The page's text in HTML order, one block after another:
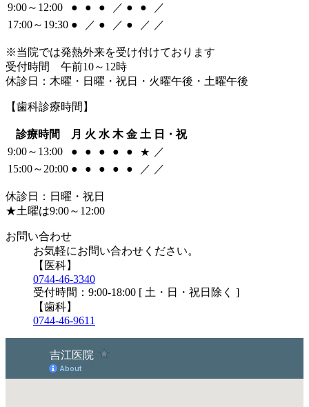
9:00～12:00
● ● ● ／ ● ●
／
17:00～19:30 ● ／ ● ／ ● ／ ／
※当院では発熱外来を受け付けております
受付時間 午前10～12時
休診日：木曜・日曜・祝日・火曜午後・土曜午後
【歯科診療時間】
診療時間 月 火 水 木 金 土 日・祝
9:00～13:00
● ● ● ● ● ★ ／
15:00～20:00 ● ● ● ● ● ／ ／
休診日：日曜・祝日
★土曜は9:00～12:00
お問い合わせ
お気軽にお問い合わせください。
【医科】
0744-46-3340
受付時間：9:00-18:00 [ 土・日・祝日除く ]
【歯科】
0744-46-9611